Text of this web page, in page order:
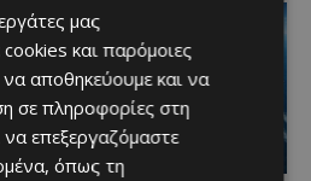
μας
και παρόμοιες
να αποθηκεύουμε και να
σε πληροφορίες στη
επεξεργαζόμαστε
όπως τη